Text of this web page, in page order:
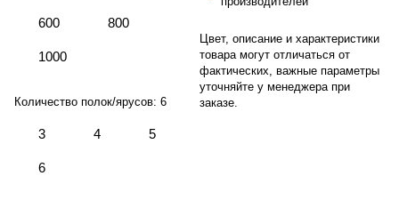
600 800
1000
Количество полок/ярусов: 6
3 4 5
6
Цвет, описание и характеристики
товара могут отличаться от
фактических, важные параметры
уточняйте у менеджера при
заказе.